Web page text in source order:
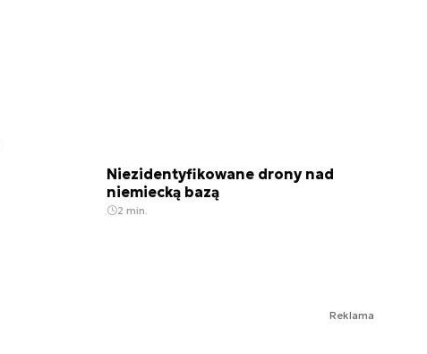
Niezidentyfikowane drony nad
niemiecką bazą
2 min.
Reklama